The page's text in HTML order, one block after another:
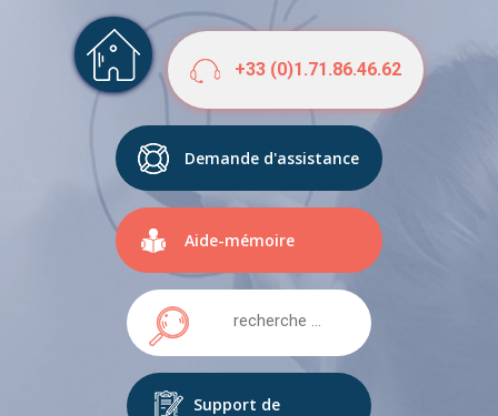
+33 (0)1.71.86.46.62
Demande d'assistance
Aide-mémoire
Support de